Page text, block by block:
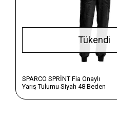
Tükendi
SPARCO SPRİNT Fia Onaylı
Yarış Tulumu Siyah 48 Beden